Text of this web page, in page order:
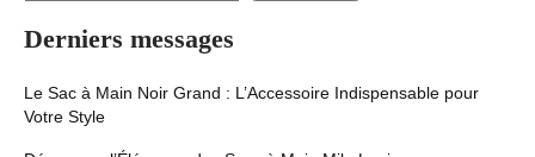
Derniers messages
Le Sac à Main Noir Grand : L’Accessoire Indispensable pour
Votre Style